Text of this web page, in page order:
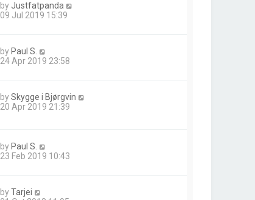
by Justfatpanda
09 Jul 2019 15:39
by Paul S.
24 Apr 2019 23:58
bySkygge i Bjørgvin
20 Apr 2019 21:39
by Paul S.
23 Feb 2019 10:43
byTarjei